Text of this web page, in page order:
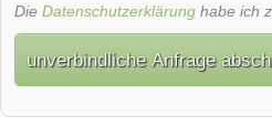
Die Datenschutzerklärung habe ich
unverbindliche Anfrage